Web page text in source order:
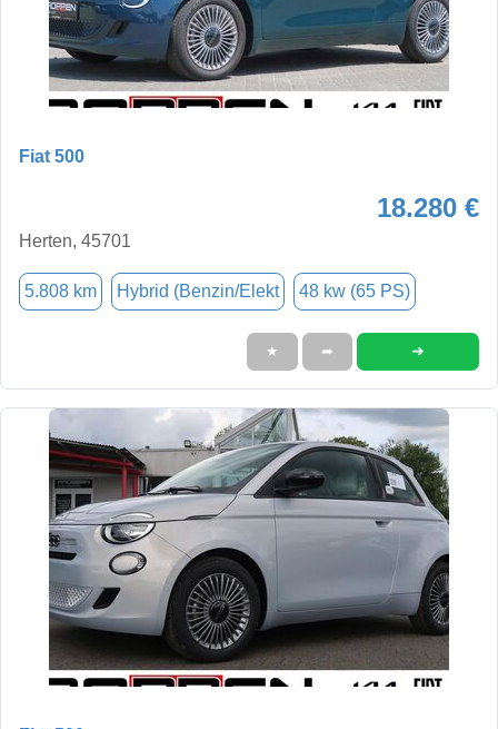
Fiat 500
18.280 €
Herten, 45701
5.808 km Hybrid (Benzin/Elekt 48 kw (65 PS)
★ ➦ ➜